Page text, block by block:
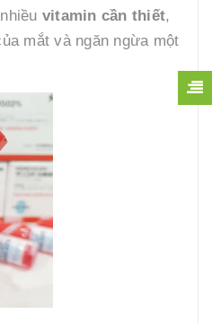
vitamin cần thiết,
mắt và ngăn ngừa một